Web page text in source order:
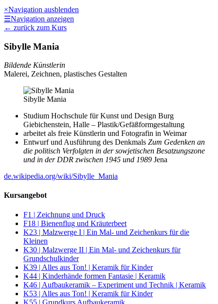
×Navigation ausblenden
☰Navigation anzeigen
← zurück zum Kurs
Sibylle Mania
Bildende Künstlerin
Malerei, Zeichnen, plastisches Gestalten
Sibylle Mania
Studium Hochschule für Kunst und Design Burg
Giebichenstein, Halle – Plastik/​Gefäßformgestaltung
arbeitet als freie Künstlerin und Fotografin in Weimar
Entwurf und Ausführung des Denkmals Zum Gedenken an
die politisch Verfolgten in der sowjetischen Besatzungszone
und in der DDR zwischen 1945 und 1989 Jena
de.wikipedia.org/​wiki/​Sibylle_Mania
Kursangebot
F1 | Zeichnung und Druck
F18 | Bienenflug und Kräuterbeet
K23 | Malzwerge I | Ein Mal- und Zeichenkurs für die
Kleinen
K30 | Malzwerge II | Ein Mal- und Zeichenkurs für
Grundschulkinder
K39 | Alles aus Ton! | Keramik für Kinder
K44 | Kinderhände formen Fantasie | Keramik
K46 | Aufbaukeramik – Experiment und Technik | Keramik
K53 | Alles aus Ton! | Keramik für Kinder
K55 | Grundkurs Aufbaukeramik